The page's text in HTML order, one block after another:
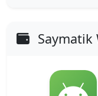
Saymatik